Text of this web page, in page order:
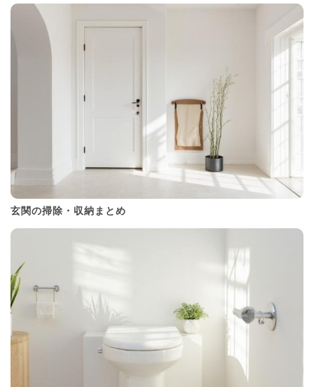
玄関の掃除・収納まとめ